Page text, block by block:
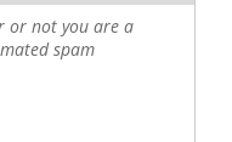
or not you are a
spam